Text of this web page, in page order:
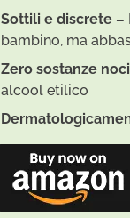
Sottili e discrete –
bambino, ma
Zero sostanze
alcool etilico